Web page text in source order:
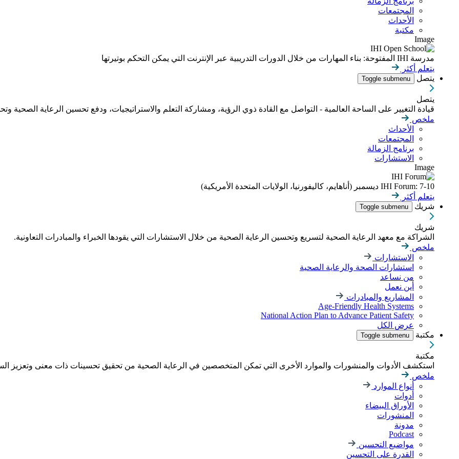
المجتمعات
الأحداث
مكتبة
Image
مدرسة IHI المفتوحة: بناء المهارات من خلال الدورات التدريبية عبر الإنترنت التي يمكن التحكم بوتيرتها
يتعلم أكثر
يتصل
Toggle submenu
يتصل
قيادة التغيير على الساحة العالمية - التواصل مع القادة ذوي الرؤية، ومشاركة التعلم والاستراتيجيات، ودفع تحسين الرعاية الصحية
ملخص
الأحداث
المجتمعات
برنامج الزمالة
الاستشارات
Image
IHI Forum: 7-10 ديسمبر (أناهايم، كاليفورنيا، الولايات المتحدة الأمريكية)
يتعلم أكثر
شريك
Toggle submenu
شريك
الشراكة مع معهد الرعاية الصحية لتسريع وتحسين الرعاية الصحية من خلال الاستشارات التي يقودها الخبراء والمبادرات التعاونية.
ملخص
الاستشارات
استشارات الصحة والرعاية الصحية
من نساعد
أين نعمل
المشاريع والمبادرات
Age-Friendly Health Systems
National Action Plan to Advance Patient Safety
عرض الكل
مكتبة
Toggle submenu
مكتبة
استكشف الأدوات والمنشورات والموارد الأخرى التي تمكن المتخصصين في الرعاية الصحية من تحقيق تحسينات ذات معنى وتعزيز
ملخص
أنواع الموارد
أدوات
الأوراق البيضاء
المنشورات
مدونة
Podcast
مواضيع التحسين
القدرة على التحسين